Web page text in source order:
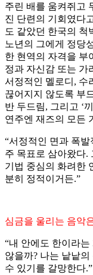
주린 배를 움켜쥐고
진 단련의 기회였다
도 같았던 한국의 척
노년의 그에게 정당
한 현역의 자격을 부
정과 자신감 또는 가
서정적인 멜로디, 수
끊어지지 않도록 부
반 두드림, 그리고 ‘
연주엔 재즈의 모든
“서정적인 면과 폭
주 목표로 삼아왔다.
기법 중심의 화려한
분히 정적이거든.”
심금을 울리는 음악
“내 안에도 한이라는
않을까? 나는 낱낱
수 있기를 갈망한다.”